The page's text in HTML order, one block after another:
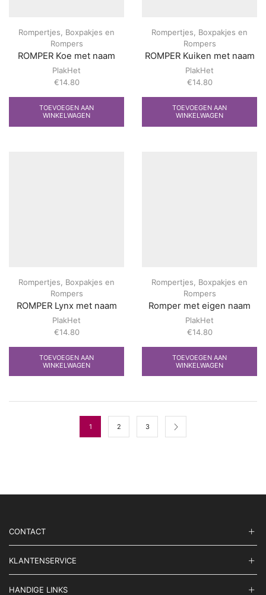
Rompertjes
Boxpakjes en
Rompers
ROMPER Koe met naam
PlakHet
€14.80
TOEVOEGEN AAN
WINKELWAGEN
Rompertjes
Boxpakjes en
Rompers
ROMPER Kuiken met naam
PlakHet
€14.80
TOEVOEGEN AAN
WINKELWAGEN
Rompertjes
Boxpakjes en
Rompers
ROMPER Lynx met naam
PlakHet
€14.80
TOEVOEGEN AAN
WINKELWAGEN
Rompertjes
Boxpakjes en
Rompers
Romper met eigen naam
PlakHet
€14.80
TOEVOEGEN AAN
WINKELWAGEN
1 2 3
CONTACT
KLANTENSERVICE
HANDIGE LINKS